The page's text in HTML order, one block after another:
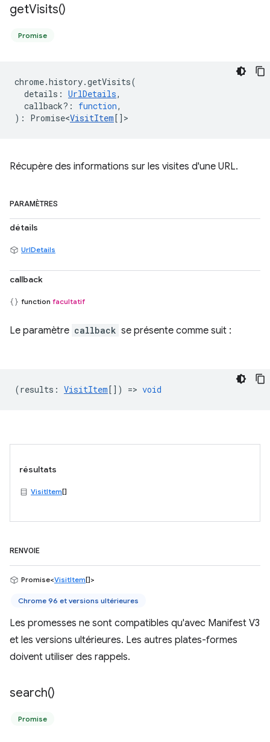
getVisits()
Promise
chrome.history.getVisits(
details : UrlDetails,
callback? : function,
) : Promise<VisitItem[] >
Récupère des informations sur les visites d'une URL.
PARAMÈTRES
détails
UrlDetails
callback
function facultatif
Le paramètre callback se présente comme suit :
(results : VisitItem[]) => void
résultats
VisitItem[]
RENVOIE
Promise<VisitItem[]>
Chrome 96 et versions ultérieures
Les promesses ne sont compatibles qu'avec Manifest V3
et les versions ultérieures. Les autres plates-formes
doivent utiliser des rappels.
search()
Promise